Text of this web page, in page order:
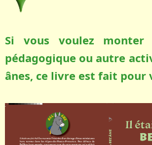
Si vous voulez monter
pédagogique ou autre
ânes, ce livre est fait pour